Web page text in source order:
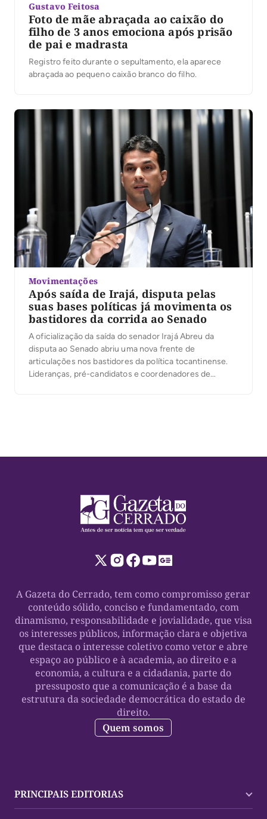
Gustavo Feitosa
Foto de mãe abraçada ao caixão do
filho de 3 anos emociona após prisão
de pai e madrasta
Registro feito durante o sepultamento, ela aparece
abraçada ao pequeno caixão branco do filho.
Movimentações
Após saída de Irajá, disputa pelas
suas bases políticas já movimenta os
bastidores da corrida ao Senado
A oficialização da saída do senador Irajá Abreu da
disputa ao Senado abriu uma nova frente de
articulações nos bastidores da política tocantinense.
Lideranças, pré-candidatos e coordenadores de
A Gazeta do Cerrado, tem como compromisso gerar
conteúdo sólido, conciso e fundamentado, com
dinamismo, responsabilidade e jovialidade, que visa
os interesses públicos, informação clara e objetiva
que destaca o interesse coletivo como vetor e abre
espaço ao público e à academia, ao direito e a
economia, a cultura e a cidadania, parte do
pressuposto que a comunicação é a base da
estrutura da sociedade democrática do estado de
direito.
Quem somos
PRINCIPAIS EDITORIAS